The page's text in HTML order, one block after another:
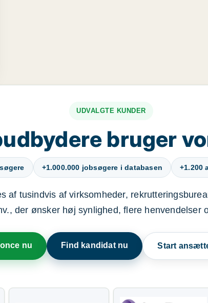
UDVALGTE KUNDER
bruger
+1.000.000 jobsøgere i databasen +1.200
af tusindvis af virksomheder,
der ønsker høj synlighed, flere henvendelser
nu Find kandidat nu Start